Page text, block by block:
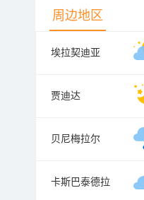
周边地区
埃拉契迪亚
贾迪达
贝尼梅拉尔
卡斯巴泰德拉